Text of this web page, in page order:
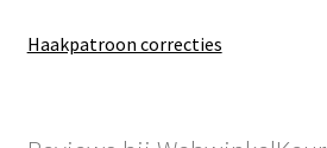
Haakpatroon correcties